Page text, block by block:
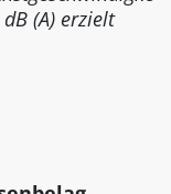
(A) erzielt